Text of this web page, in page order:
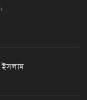
প্রত্যাশা পূরণ
জনগণকে পাশে
,
ইসলাম